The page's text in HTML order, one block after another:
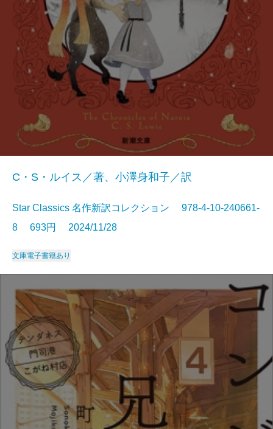
C・S・ルイス／著、小澤身和子／訳
Star Classics 名作新訳コレクション 978-4-10-240661-
8 693円 2024/11/28
文庫電子書籍あり